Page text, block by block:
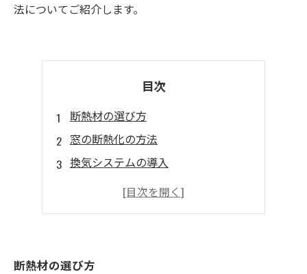
法についてご紹介します。
目次
断熱材の選び方
窓の断熱化の方法
換気システムの導入
壁や屋根の断熱化の方法
断熱材の選び方